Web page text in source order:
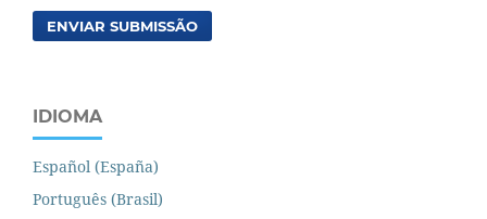
ENVIAR SUBMISSÃO
IDIOMA
Español (España)
Português (Brasil)